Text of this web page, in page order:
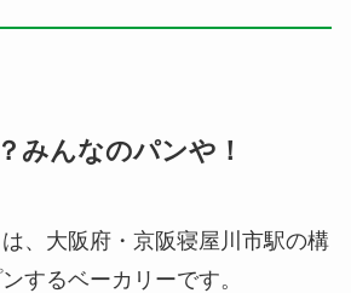
みんなのパンや！
は、大阪府・京阪寝屋川市駅の構
するベーカリーです。